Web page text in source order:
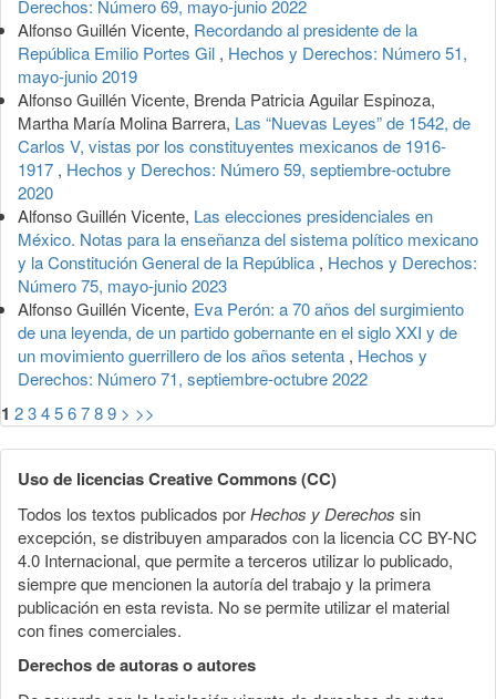
Derechos: Número 69, mayo-junio 2022
Alfonso Guillén Vicente, Recordando al presidente de la
República Emilio Portes Gil , Hechos y Derechos: Número 51,
mayo-junio 2019
Alfonso Guillén Vicente, Brenda Patricia Aguilar Espinoza,
Martha María Molina Barrera, Las “Nuevas Leyes” de 1542, de
Carlos V, vistas por los constituyentes mexicanos de 1916-
1917 , Hechos y Derechos: Número 59, septiembre-octubre
2020
Alfonso Guillén Vicente, Las elecciones presidenciales en
México. Notas para la enseñanza del sistema político mexicano
y la Constitución General de la República , Hechos y Derechos:
Número 75, mayo-junio 2023
Alfonso Guillén Vicente, Eva Perón: a 70 años del surgimiento
de una leyenda, de un partido gobernante en el siglo XXI y de
un movimiento guerrillero de los años setenta , Hechos y
Derechos: Número 71, septiembre-octubre 2022
1 23456789 > >>
Uso de licencias Creative Commons (CC)
Todos los textos publicados porHechos y Derechos sin
excepción, se distribuyen amparados con la licencia CC BY-NC
4.0 Internacional, que permite a terceros utilizar lo publicado,
siempre que mencionen la autoría del trabajo y la primera
publicación en esta revista. No se permite utilizar el material
con fines comerciales.
Derechos de autoras o autores